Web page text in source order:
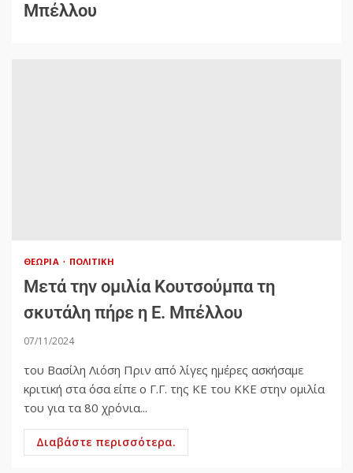
Μπέλλου
ΘΕΩΡΊΑ ΠΟΛΙΤΙΚΉ
Μετά την ομιλία Κουτσούμπα τη
σκυτάλη πήρε η Ε. Μπέλλου
07/11/2024
του Βασίλη Λιόση Πριν από λίγες ημέρες ασκήσαμε
κριτική στα όσα είπε ο Γ.Γ. της ΚΕ του ΚΚΕ στην ομιλία
του για τα 80 χρόνια...
Διαβάστε περισσότερα.